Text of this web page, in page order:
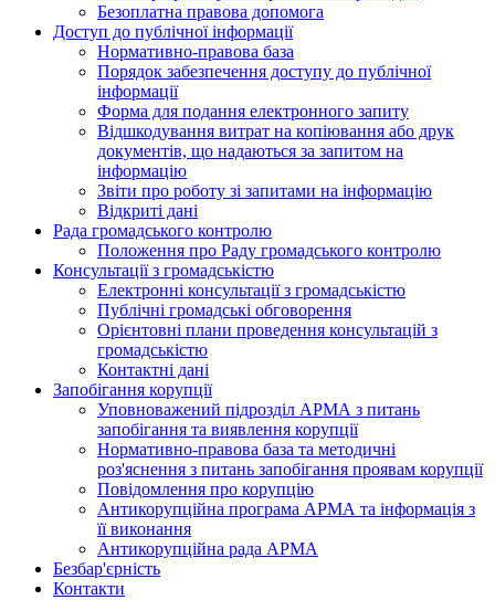
Безоплатна правова допомога
Доступ до публічної інформації
Нормативно-правова база
Порядок забезпечення доступу до публічної
інформації
Форма для подання електронного запиту
Відшкодування витрат на копіювання або друк
документів, що надаються за запитом на
інформацію
Звіти про роботу зі запитами на інформацію
Відкриті дані
Рада громадського контролю
Положення про Раду громадського контролю
Консультації з громадськістю
Електронні консультації з громадськістю
Публічні громадські обговорення
Орієнтовні плани проведення консультацій з
громадськістю
Контактні дані
Запобігання корупції
Уповноважений підрозділ АРМА з питань
запобігання та виявлення корупції
Нормативно-правова база та методичні
роз'яснення з питань запобігання проявам корупції
Повідомлення про корупцію
Антикорупційна програма АРМА та інформація з
її виконання
Антикорупційна рада АРМА
Безбар'єрність
Контакти